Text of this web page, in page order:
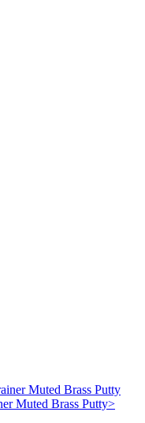
Muted Brass Putty>